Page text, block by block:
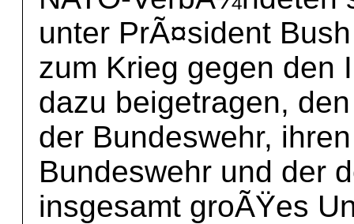
unter PrÃ¤sident
zum Krieg gegen den
dazu beigetragen,
der Bundeswehr,
Bundeswehr und der
insgesamt groÃŸes